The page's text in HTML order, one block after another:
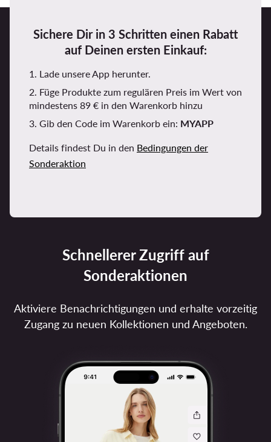
Sichere Dir in 3 Schritten einen Rabatt
auf Deinen ersten Einkauf:
1. Lade unsere App herunter.
2. Füge Produkte zum regulären Preis im Wert von
mindestens 89 € in den Warenkorb hinzu
3. Gib den Code im Warenkorb ein: MYAPP
Details findest Du in den Bedingungen der
Sonderaktion
Schnellerer Zugriff auf
Sonderaktionen
Aktiviere Benachrichtigungen und erhalte vorzeitig
Zugang zu neuen Kollektionen und Angeboten.